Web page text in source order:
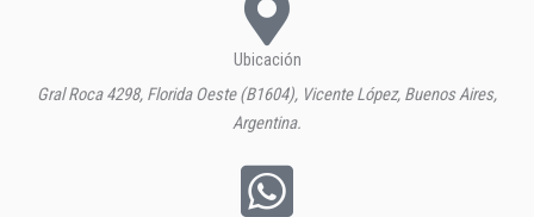
Ubicación
Gral Roca 4298, Florida Oeste (B1604), Vicente López, Buenos Aires,
Argentina.